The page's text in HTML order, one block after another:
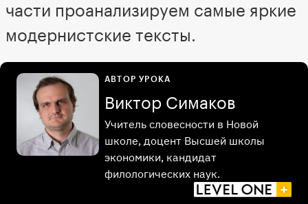
части проанализируем самые яркие
модернистские тексты.
АВТОР УРОКА
Виктор Симаков
Учитель словесности в Новой
школе, доцент Высшей школы
экономики, кандидат
филологических наук.